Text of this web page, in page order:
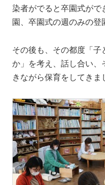
染者がでると卒園式がで
園、卒園式の週のみの登
その後も、その都度「
か」を考え、話し合い、
きながら保育をしてきま